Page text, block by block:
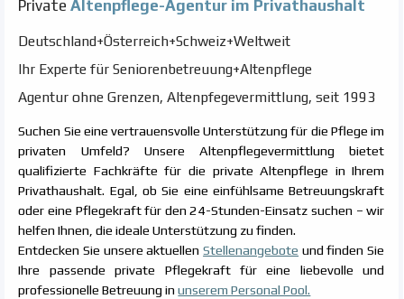
PrivateAltenpflege-Agentur im Privathaushalt
Deutschland+Österreich+Schweiz+Weltweit
Ihr Experte für Seniorenbetreuung+Altenpflege
Agentur ohne Grenzen, Altenpfegevermittlung, seit 1993
Suchen Sie eine vertrauensvolle Unterstützung für die Pflege im
privaten Umfeld? Unsere Altenpflegevermittlung bietet
qualifizierte Fachkräfte für die private Altenpflege in Ihrem
Privathaushalt. Egal, ob Sie eine einfühlsame Betreuungskraft
oder eine Pflegekraft für den 24-Stunden-Einsatz suchen – wir
helfen Ihnen, die ideale Unterstützung zu finden.
Entdecken Sie unsere aktuellenStellenangebote und finden Sie
Ihre passende private Pflegekraft für eine liebevolle und
professionelle Betreuung inunserem Personal Pool.